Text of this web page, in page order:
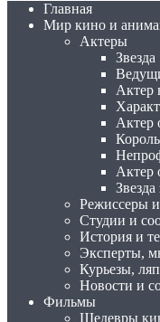
Главная
Мир кино и
Актеры
Звезда
Актер
Актер
Актер
Режиссеры
Студии и
История и
Эксперты,
Курьезы,
Новости и
Фильмы
Шедевры